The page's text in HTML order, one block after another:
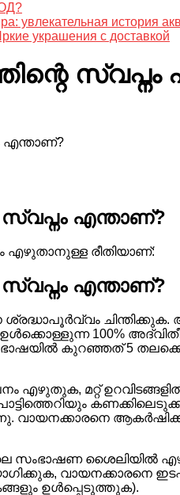
увлекательная история
украшения с доставкой
എന്താണ്?
സ്വപ്നം എന്താണ്?
എഴുതാനുള്ള രീതിയാണ്:
സ്വപ്നം എന്താണ്?
ചിന്തിക്കുക.
100%
കുറഞ്ഞത് 5
എഴുതുക, മറ്റ് ഉറവിടങ്ങളിൽ
വായനക്കാരനെ
സംഭാഷണ ശൈലിയിൽ
വായനക്കാരനെ
ഉൾപ്പെടുത്തുക).